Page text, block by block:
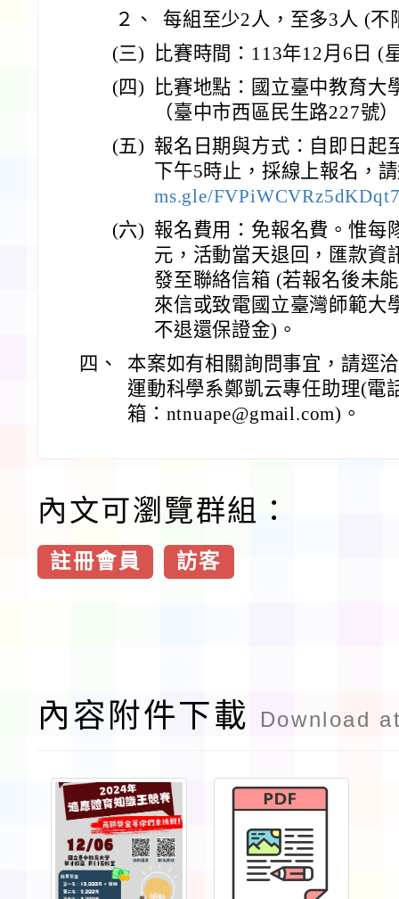
２、
每組至少2人，至多3人 (不
(三) 比賽時間：113年12月6日 (
(四) 比賽地點：國立臺中教育大
（臺中市西區民生路227號
(五) 報名日期與方式：自即日起
下午5時止，採線上報名，
ms.gle/
(六) 報名費用：免報名費。惟每
元，活動當天退回，匯款資
發至聯絡信箱 (若報名後未
來信或致電國立臺灣師範大
不退還保證金)。
四、
本案如有相關詢問事宜，請逕
運動科學系鄭凱云專任助理(電
箱：ntnuape@gmail.com)。
內文可瀏覽群組：
註冊會員 訪客
內容附件下載 Download